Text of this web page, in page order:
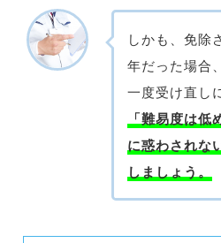
しかも、免除
年だった場合
一度受け直し
「難易度は
に惑わされな
しましょう。